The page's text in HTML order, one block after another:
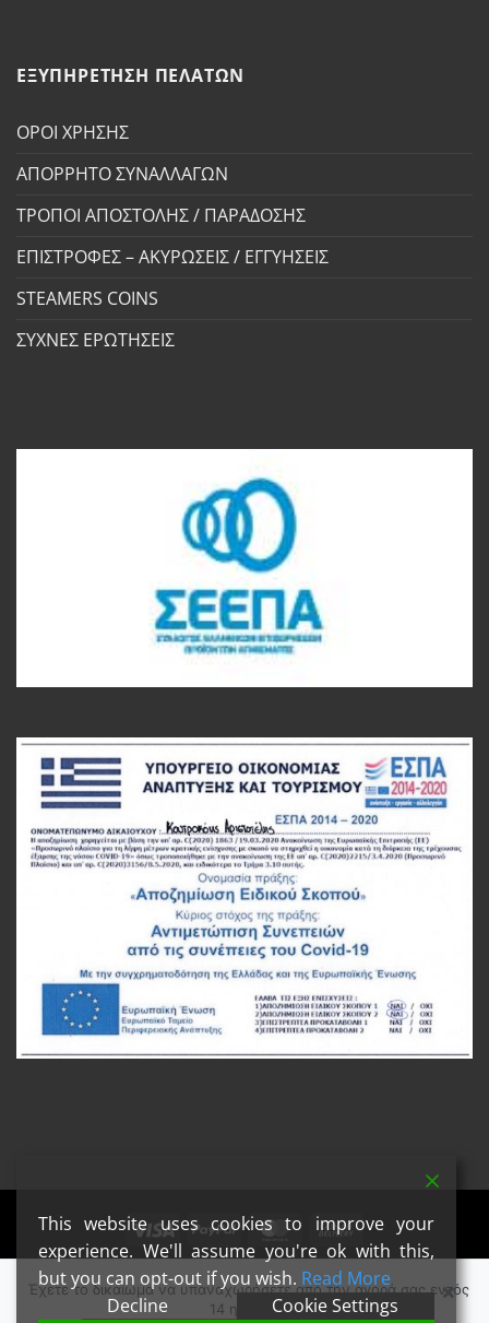
ΕΞΥΠΗΡΕΤΗΣΗ ΠΕΛΑΤΩΝ
ΟΡΟΙ ΧΡΗΣΗΣ
ΑΠΟΡΡΗΤΟ ΣΥΝΑΛΛΑΓΩΝ
ΤΡΟΠΟΙ ΑΠΟΣΤΟΛΗΣ / ΠΑΡΑΔΟΣΗΣ
ΕΠΙΣΤΡΟΦΕΣ – ΑΚΥΡΩΣΕΙΣ / ΕΓΓΥΗΣΕΙΣ
STEAMERS COINS
ΣΥΧΝΕΣ ΕΡΩΤΗΣΕΙΣ
Visa PayPal MasterCard
Cash
On
Delivery
Copyright 2026 © Steamers Vape in Style
This website uses cookies to improve your
experience. We'll assume you're ok with this,
but you can opt-out if you wish. Read More
Decline
Cookie Settings
Έχετε το δικαίωμα να υπαναχωρήσετε από την αγορά σας εντός
14 ημερών.
×